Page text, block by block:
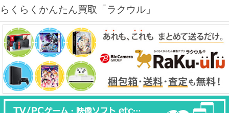
らくらくかんたん買取「ラクウル」